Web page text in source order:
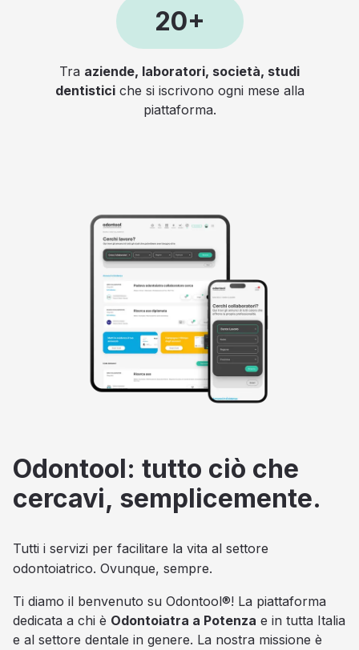
20+
Tra aziende, laboratori, società, studi
dentisticiche si iscrivono ogni mese alla
piattaforma.
Odontool: tutto ciò che
cercavi, semplicemente.
Tutti i servizi per facilitare la vita al settore
odontoiatrico. Ovunque, sempre.
Ti diamo il benvenuto su Odontool®! La piattaforma
dedicata a chi è Odontoiatra a Potenza e in tutta Italia
e al settore dentale in genere. La nostra missione è